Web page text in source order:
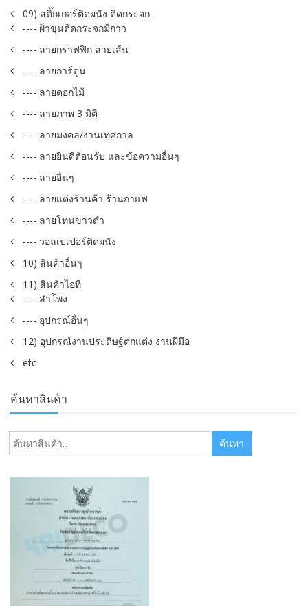
09) สติ๊กเกอร์ติดผนัง ติดกระจก
---- ฝ้าขุ่นติดกระจกมีกาว
---- ลายกราฟฟิก ลายเส้น
---- ลายการ์ตูน
---- ลายดอกไม้
---- ลายภาพ 3 มิติ
---- ลายมงคล/งานเทศกาล
---- ลายยินดีต้อนรับ และข้อความอื่นๆ
---- ลายอื่นๆ
---- ลายแต่งร้านค้า ร้านกาแฟ
---- ลายโทนขาวดำ
---- วอลเปเปอร์ติดผนัง
10) สินค้าอื่นๆ
11) สินค้าไอที
---- ลำโพง
---- อุปกรณ์อื่นๆ
12) อุปกรณ์งานประดิษฐ์ตกแต่ง งานฝีมือ
etc
ค้นหาสินค้า
ค้นหา: ค้นหา